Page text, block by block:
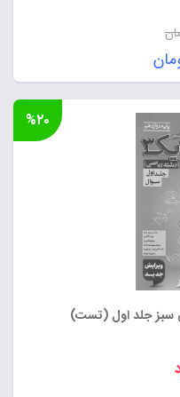
۹۴۰,۰۰۰ تومان
تومان.
سبز جلد اول (تست)
%۲۰